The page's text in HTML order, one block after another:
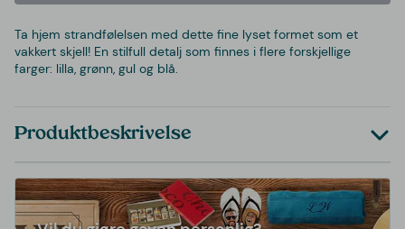
Ta hjem strandfølelsen med dette fine lyset formet som et
vakkert skjell! En stilfull detalj som finnes i flere forskjellige
farger: lilla, grønn, gul og blå.
Produktbeskrivelse